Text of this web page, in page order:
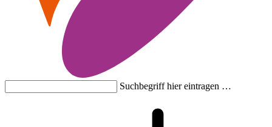
Suchbegriff hier eintragen …